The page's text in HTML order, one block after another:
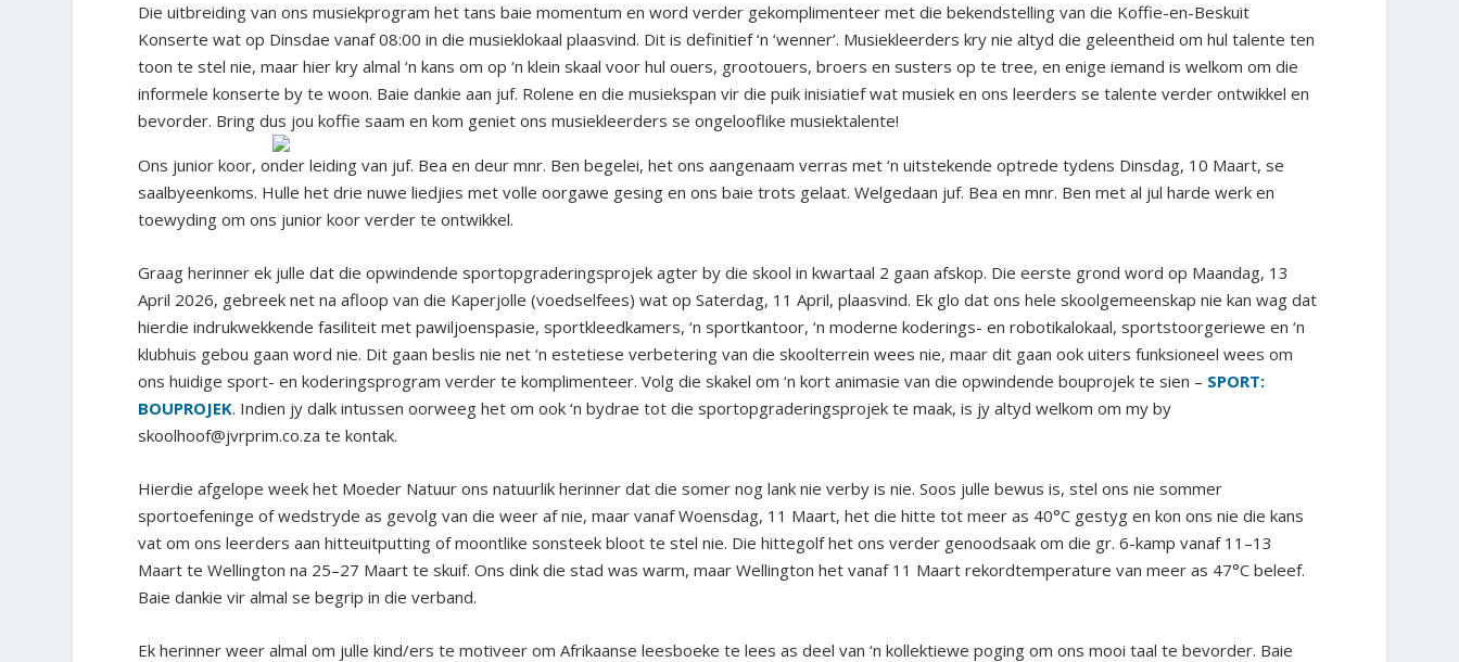
Die uitbreiding van ons musiekprogram het tans baie momentum en word verder gekomplimenteer met die bekendstelling van die Koffie-en-Beskuit
Konserte wat op Dinsdae vanaf 08:00 in die musieklokaal plaasvind. Dit is definitief ‘n ‘wenner’. Musiekleerders kry nie altyd die geleentheid om hul talente ten
toon te stel nie, maar hier kry almal ‘n kans om op ‘n klein skaal voor hul ouers, grootouers, broers en susters op te tree, en enige iemand is welkom om die
informele konserte by te woon. Baie dankie aan juf. Rolene en die musiekspan vir die puik inisiatief wat musiek en ons leerders se talente verder ontwikkel en
bevorder. Bring dus jou koffie saam en kom geniet ons musiekleerders se ongelooflike musiektalente!
Ons junior koor, onder leiding van juf. Bea en deur mnr. Ben begelei, het ons aangenaam verras met ‘n uitstekende optrede tydens Dinsdag, 10 Maart, se
saalbyeenkoms. Hulle het drie nuwe liedjies met volle oorgawe gesing en ons baie trots gelaat. Welgedaan juf. Bea en mnr. Ben met al jul harde werk en
toewyding om ons junior koor verder te ontwikkel.
Graag herinner ek julle dat die opwindende sportopgraderingsprojek agter by die skool in kwartaal 2 gaan afskop. Die eerste grond word op Maandag, 13
April 2026, gebreek net na afloop van die Kaperjolle (voedselfees) wat op Saterdag, 11 April, plaasvind. Ek glo dat ons hele skoolgemeenskap nie kan wag dat
hierdie indrukwekkende fasiliteit met pawiljoenspasie, sportkleedkamers, ‘n sportkantoor, ‘n moderne koderings- en robotikalokaal, sportstoorgeriewe en ‘n
klubhuis gebou gaan word nie. Dit gaan beslis nie net ‘n estetiese verbetering van die skoolterrein wees nie, maar dit gaan ook uiters funksioneel wees om
ons huidige sport- en koderingsprogram verder te komplimenteer. Volg die skakel om ‘n kort animasie van die opwindende bouprojek te sien – SPORT:
BOUPROJEK. Indien jy dalk intussen oorweeg het om ook ‘n bydrae tot die sportopgraderingsprojek te maak, is jy altyd welkom om my by
skoolhoof@jvrprim.co.za te kontak.
Hierdie afgelope week het Moeder Natuur ons natuurlik herinner dat die somer nog lank nie verby is nie. Soos julle bewus is, stel ons nie sommer
sportoefeninge of wedstryde as gevolg van die weer af nie, maar vanaf Woensdag, 11 Maart, het die hitte tot meer as 40°C gestyg en kon ons nie die kans
vat om ons leerders aan hitteuitputting of moontlike sonsteek bloot te stel nie. Die hittegolf het ons verder genoodsaak om die gr. 6-kamp vanaf 11–13
Maart te Wellington na 25–27 Maart te skuif. Ons dink die stad was warm, maar Wellington het vanaf 11 Maart rekordtemperature van meer as 47°C beleef.
Baie dankie vir almal se begrip in die verband.
Ek herinner weer almal om julle kind/ers te motiveer om Afrikaanse leesboeke te lees as deel van ‘n kollektiewe poging om ons mooi taal te bevorder. Baie